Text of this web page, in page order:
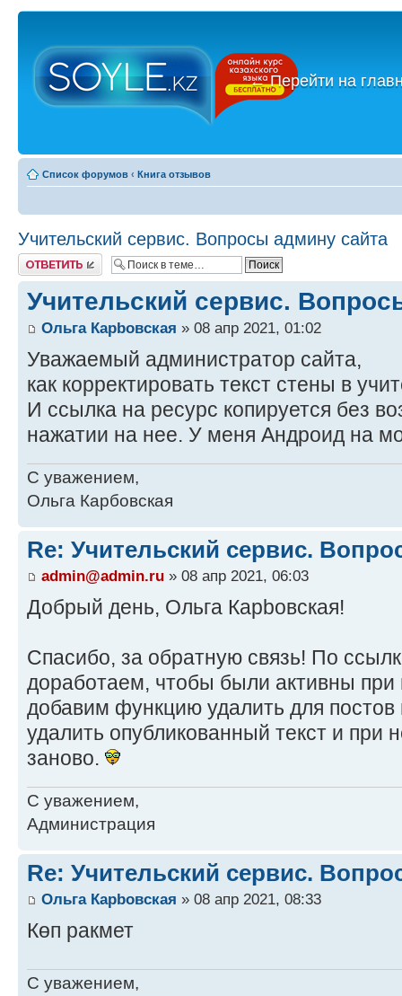
←Перейти на
Список форумов ‹ Книга отзывов
Учительский сервис. Вопросы админу сайта
Ответить
Учительский сервис.
Ольга Карbовская » 08 апр 2021, 01:02
Уважаемый администратор сайта,
как корректировать текст стены в
И ссылка на ресурс копируется без
нажатии на нее. У меня Андроид на
С уважением,
Ольга Карбовская
Re: Учительский сервис.
admin@admin.ru » 08 апр 2021, 06:03
Добрый день, Ольга Карbовская!
Спасибо, за обратную связь! По
доработаем, чтобы были активны при
добавим функцию удалить для
удалить опубликованный текст и при
заново.
С уважением,
Администрация
Re: Учительский сервис.
Ольга Карbовская » 08 апр 2021, 08:33
Көп ракмет
С уважением,